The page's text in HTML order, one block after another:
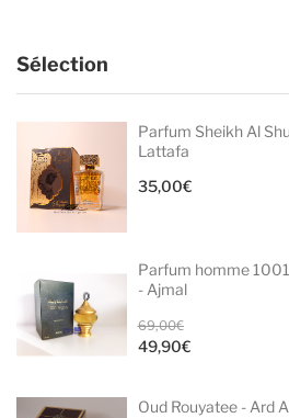
Sélection
Parfum Sheikh Al
Lattafa
35,00€
Parfum homme
- Ajmal
69,00€
prix
était :
49,90€
actuel
Oud Rouyatee - Ard